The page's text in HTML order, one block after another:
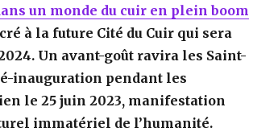
un monde du cuir en plein boom
à la future Cité du Cuir qui sera
Un avant-goût ravira les Saint-
inauguration pendant les
le 25 juin 2023, manifestation
immatériel de l’humanité.